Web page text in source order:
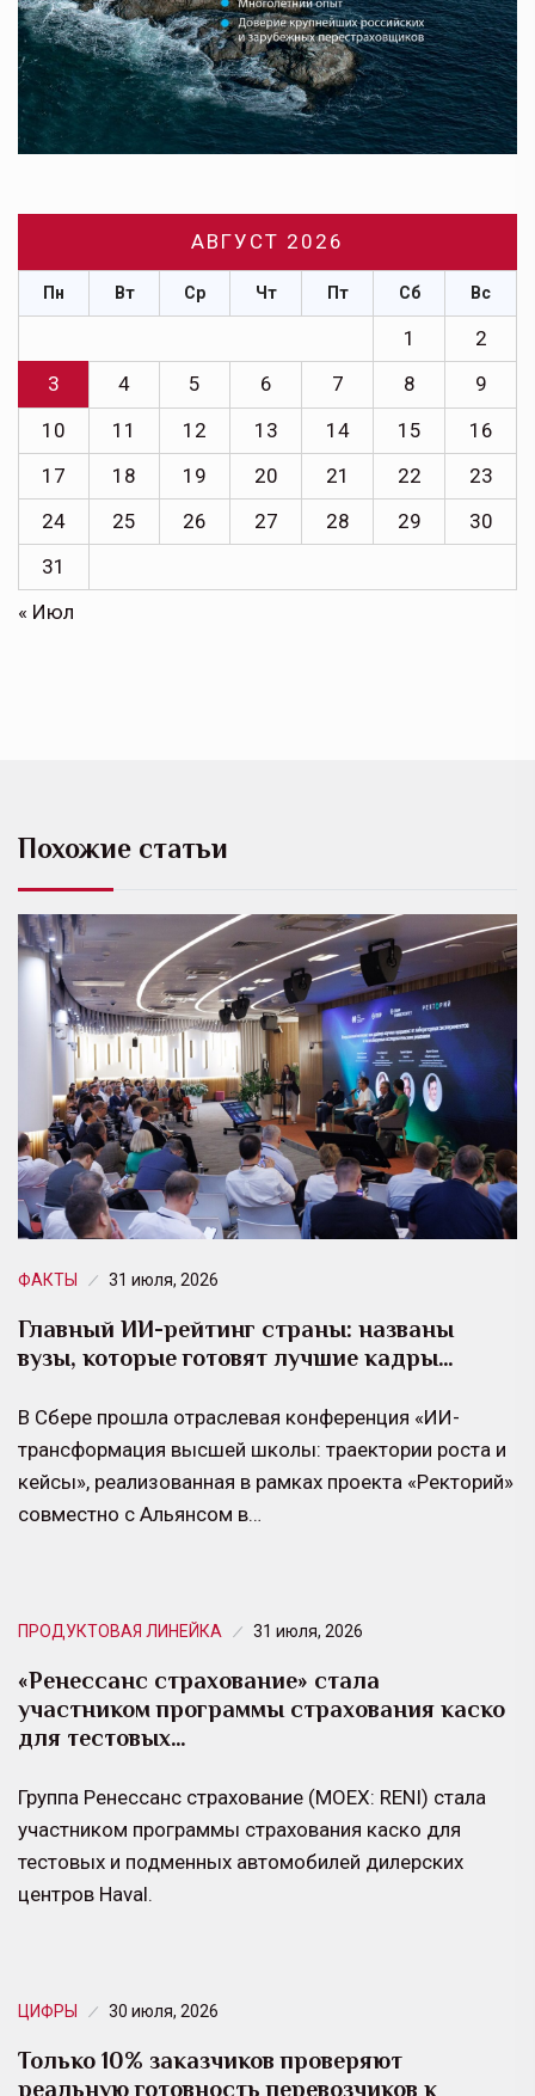
АВГУСТ 2026
Пн Вт Ср Чт Пт Сб Вс
1
2
3
4 5 6 7 8
9
10
11 12 13 14 15
16
17
18 19 20 21 22
23
24
25 26 27 28 29
30
31
« Июл
Похожие статьи
ФАКТЫ 31 июля, 2026
Главный ИИ-рейтинг страны: названы
вузы, которые готовят лучшие кадры…
В Сбере прошла отраслевая конференция «ИИ-
трансформация высшей школы: траектории роста и
кейсы», реализованная в рамках проекта «Ректорий»
совместно с Альянсом в…
ПРОДУКТОВАЯ ЛИНЕЙКА 31 июля, 2026
«Ренессанс страхование» стала
участником программы страхования каско
для тестовых…
Группа Ренессанс страхование (MOEX: RENI) стала
участником программы страхования каско для
тестовых и подменных автомобилей дилерских
центров Haval.
ЦИФРЫ 30 июля, 2026
Только 10% заказчиков проверяют
реальную готовность перевозчиков к